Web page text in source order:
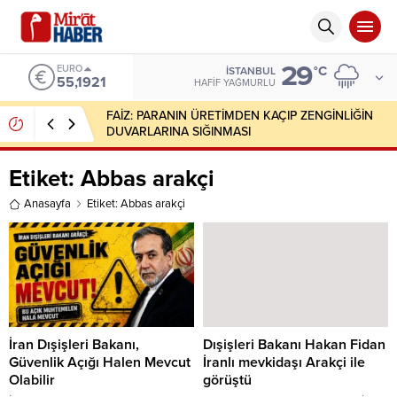
EURO
55,1921
İSTANBUL
HAFIF YAĞMURLU 29°C
FAİZ: PARANIN ÜRETİMDEN KAÇIP ZENGİNLİĞİN
DUVARLARINA SIĞINMASI
Etiket: Abbas arakçi
Anasayfa Etiket: Abbas arakçi
İran Dışişleri Bakanı,
Güvenlik Açığı Halen Mevcut
Olabilir
Dışişleri Bakanı Hakan Fidan
İranlı mevkidaşı Arakçi ile
görüştü